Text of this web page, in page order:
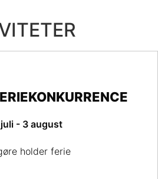
- 3 august
holder ferie